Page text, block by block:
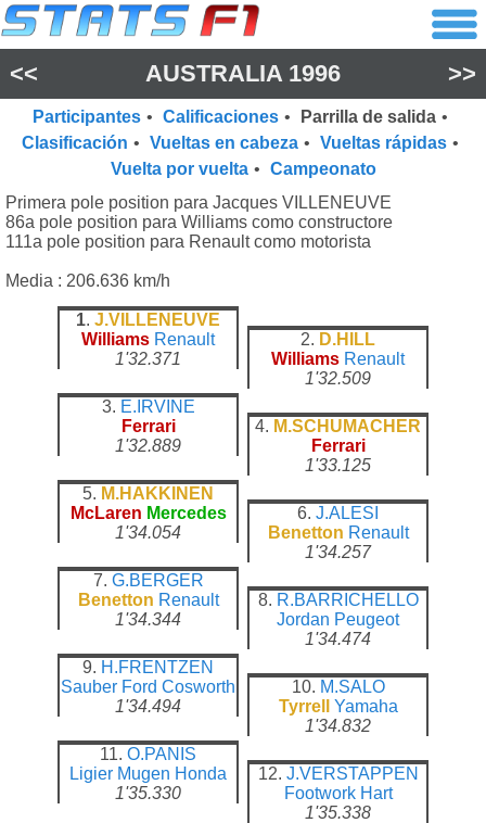
<< AUSTRALIA 1996 >>
Participantes • Calificaciones • Parrilla de salida •
Clasificación • Vueltas en cabeza • Vueltas rápidas •
Vuelta por vuelta • Campeonato
Primera pole position para Jacques VILLENEUVE
86a pole position para Williams como constructore
111a pole position para Renault como motorista
Media : 206.636 km/h
1. J.VILLENEUVE
Williams Renault
1'32.371
2. D.HILL
Williams Renault
1'32.509
3. E.IRVINE
Ferrari
1'32.889
4. M.SCHUMACHER
Ferrari
1'33.125
5. M.HAKKINEN
McLaren Mercedes
1'34.054
6. J.ALESI
Benetton Renault
1'34.257
7. G.BERGER
Benetton Renault
1'34.344
8. R.BARRICHELLO
Jordan Peugeot
1'34.474
9. H.FRENTZEN
Sauber Ford Cosworth
1'34.494
10. M.SALO
Tyrrell
Yamaha
1'34.832
11. O.PANIS
Ligier Mugen Honda
1'35.330
12. J.VERSTAPPEN
Footwork Hart
1'35.338